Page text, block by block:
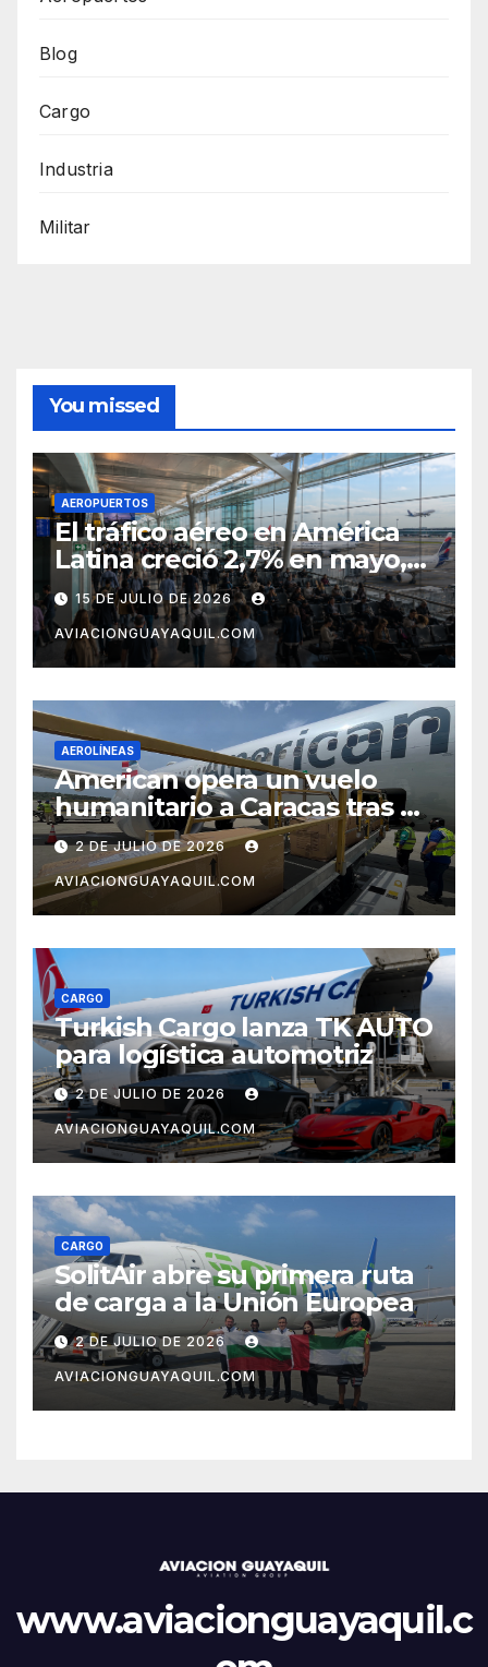
Blog
Cargo
Industria
Militar
You missed
AEROPUERTOS
El tráfico aéreo en América
Latina creció 2,7% en mayo,
pero el mercado con EE.UU.
completa tres meses en
caída
15 DE JULIO DE 2026
AVIACIONGUAYAQUIL.COM
AEROLÍNEAS
American opera un vuelo
humanitario a Caracas tras el
terremoto en Venezuela
2 DE JULIO DE 2026
AVIACIONGUAYAQUIL.COM
CARGO
Turkish Cargo lanza TK AUTO
para logística automotriz
2 DE JULIO DE 2026
AVIACIONGUAYAQUIL.COM
CARGO
SolitAir abre su primera ruta
de carga a la Unión Europea
2 DE JULIO DE 2026
AVIACIONGUAYAQUIL.COM
www.aviacionguayaquil.c